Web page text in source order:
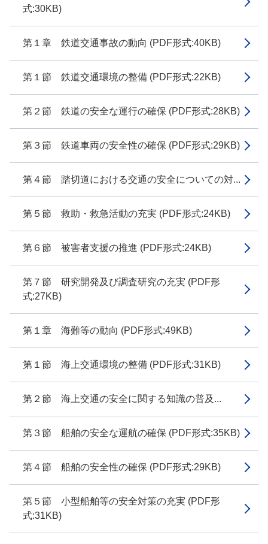
式:30KB)
第１章 鉄道交通事故の動向 (PDF形式:40KB)
第１節 鉄道交通環境の整備 (PDF形式:22KB)
第２節 鉄道の安全な運行の確保 (PDF形式:28KB)
第３節 鉄道車両の安全性の確保 (PDF形式:29KB)
第４節 踏切道における交通の安全についての対...
第５節 救助・救急活動の充実 (PDF形式:24KB)
第６節 被害者支援の推進 (PDF形式:24KB)
第７節 研究開発及び調査研究の充実 (PDF形
式:27KB)
第１章 海難等の動向 (PDF形式:49KB)
第１節 海上交通環境の整備 (PDF形式:31KB)
第２節 海上交通の安全に関する知識の普及...
第３節 船舶の安全な運航の確保 (PDF形式:35KB)
第４節 船舶の安全性の確保 (PDF形式:29KB)
第５節 小型船舶等の安全対策の充実 (PDF形
式:31KB)